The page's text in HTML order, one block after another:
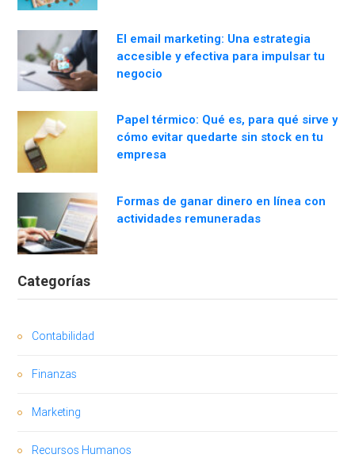
El email marketing: Una estrategia
accesible y efectiva para impulsar tu
negocio
Papel térmico: Qué es, para qué sirve y
cómo evitar quedarte sin stock en tu
empresa
Formas de ganar dinero en línea con
actividades remuneradas
Categorías
Contabilidad
Finanzas
Marketing
Recursos Humanos